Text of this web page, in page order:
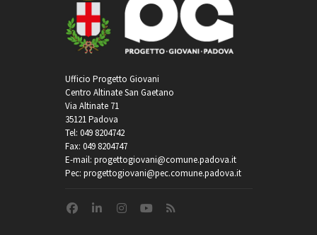
Ufficio Progetto Giovani
Centro Altinate San Gaetano
Via Altinate 71
35121 Padova
Tel: 049 8204742
Fax: 049 8204747
E-mail: progettogiovani@comune.padova.it
Pec: progettogiovani@pec.comune.padova.it